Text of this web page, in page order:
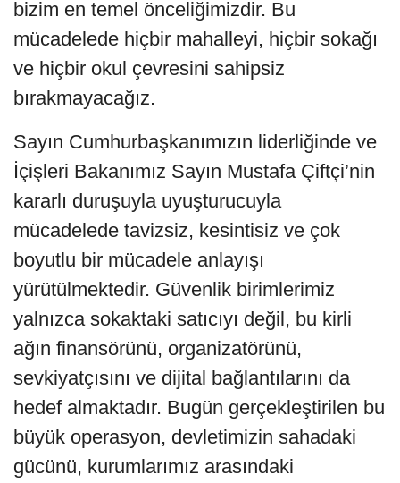
bizim en temel önceliğimizdir. Bu
mücadelede hiçbir mahalleyi, hiçbir sokağı
ve hiçbir okul çevresini sahipsiz
bırakmayacağız.
Sayın Cumhurbaşkanımızın liderliğinde ve
İçişleri Bakanımız Sayın Mustafa Çiftçi’nin
kararlı duruşuyla uyuşturucuyla
mücadelede tavizsiz, kesintisiz ve çok
boyutlu bir mücadele anlayışı
yürütülmektedir. Güvenlik birimlerimiz
yalnızca sokaktaki satıcıyı değil, bu kirli
ağın finansörünü, organizatörünü,
sevkiyatçısını ve dijital bağlantılarını da
hedef almaktadır. Bugün gerçekleştirilen bu
büyük operasyon, devletimizin sahadaki
gücünü, kurumlarımız arasındaki